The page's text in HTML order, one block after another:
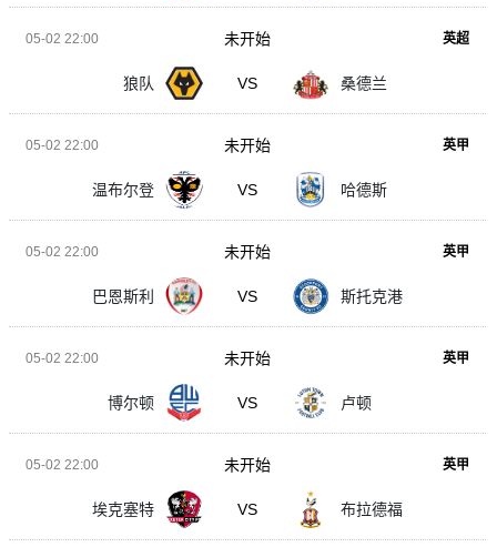
05-02 22:00 英超
狼队 VS 桑德兰
未开始
05-02 22:00 英甲
温布尔登 VS 哈德斯
未开始
05-02 22:00 英甲
巴恩斯利 VS 斯托克港
未开始
05-02 22:00 英甲
博尔顿 VS 卢顿
未开始
05-02 22:00 英甲
埃克塞特 VS 布拉德福
未开始